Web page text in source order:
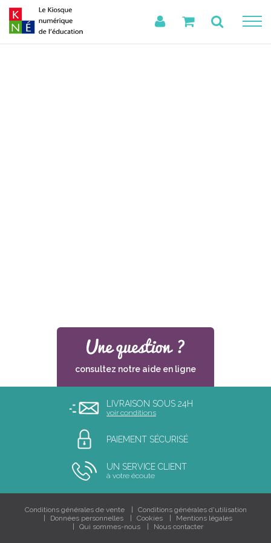
LIVRAISON SOUS 24H
voir conditions
PAIEMENT SÉCURISÉ
UN SERVICE CLIENT
à votre écoute
consultez notre aide en ligne
Conditions générales de vente
Conditions générales d'utilisation
Données personnelles
Cookies
Mentions légales
Qui sommes-nous
Nous contacter